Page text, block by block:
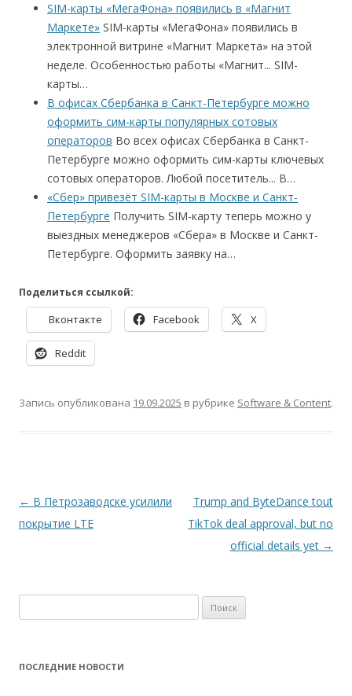
SIM-карты «МегаФона» появились в «Магнит
Маркете» SIM-карты «МегаФона» появились в
электронной витрине «Магнит Маркета» на этой
неделе. Особенностью работы «Магнит... SIM-
карты…
В офисах Сбербанка в Санкт-Петербурге можно
оформить сим-карты популярных сотовых
операторов Во всех офисах Сбербанка в Санкт-
Петербурге можно оформить сим-карты ключевых
сотовых операторов. Любой посетитель... В…
«Сбер» привезёт SIM-карты в Москве и Санкт-
Петербурге Получить SIM-карту теперь можно у
выездных менеджеров «Сбера» в Москве и Санкт-
Петербурге. Оформить заявку на…
Поделиться ссылкой:
Вконтакте Facebook X
Reddit
Запись опубликована 19.09.2025 в рубрике Software & Content.
Навигация
по
← В Петрозаводске усилили
покрытие LTE
Trump and ByteDance tout
TikTok deal approval, but no
official details yet →
ПОСЛЕДНИЕ НОВОСТИ